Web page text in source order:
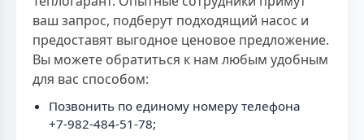
ваш запрос, подберут подходящий насос и
предоставят выгодное ценовое предложение.
Вы можете обратиться к нам любым удобным
для вас способом:
Позвонить по единому номеру телефона
+7-982-484-51-78;